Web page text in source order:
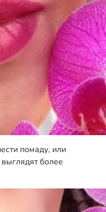
помаду, или
более